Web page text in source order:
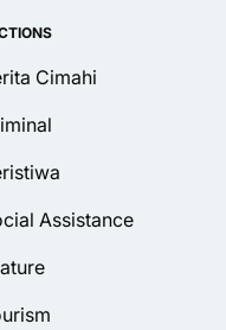
Cimahi
Assistance